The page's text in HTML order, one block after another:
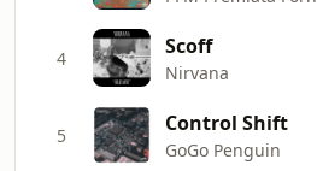
4 Scoff
Nirvana
5 Control Shift
GoGo Penguin